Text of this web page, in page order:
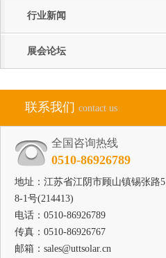
行业新闻
展会论坛
联系我们 contact us
全国咨询热线
0510-86926789
地址：江苏省江阴市顾山镇锡张路5
8-1号(214413)
电话：0510-86926789
传真：0510-86926767
邮箱：sales@uttsolar.cn